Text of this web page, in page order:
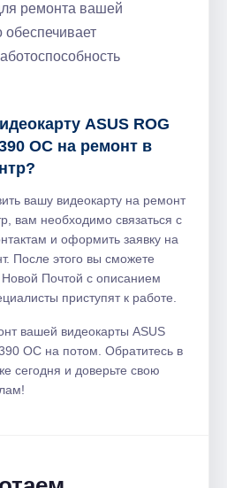
ремонта вашей
обеспечивает
ASUS ROG
OC на ремонт в
вашу видеокарту на ремонт
вам необходимо связаться с
и оформить заявку на
После этого вы сможете
Новой Почтой с описанием
приступят к работе.
вашей видеокарты ASUS
OC на потом. Обратитесь в
сегодня и доверьте свою